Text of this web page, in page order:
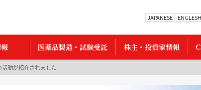
JAPANESE ENGLESH
医薬品製造・試験受託 株主・投資家情報
動が紹介されました